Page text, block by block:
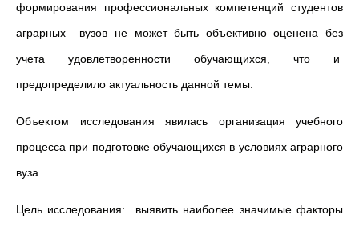
формирования профессиональных компетенций студентов
аграрных вузов не может быть объективно оценена без
учета удовлетворенности обучающихся, что и
предопределило актуальность данной темы.
Объектом исследования явилась организация учебного
процесса при подготовке обучающихся в условиях аграрного
вуза.
Цель исследования: выявить наиболее значимые факторы